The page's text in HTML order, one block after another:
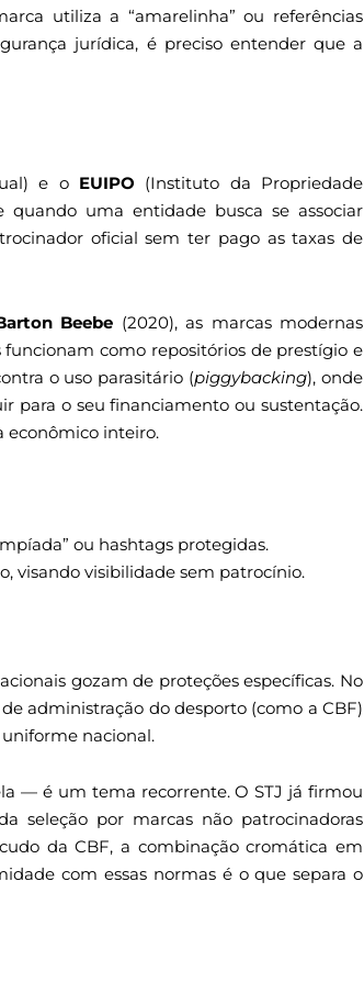
utiliza a “amarelinha” ou referências
jurídica, é preciso entender que a
e o EUIPO (Instituto da Propriedade
uma entidade busca se associar
oficial sem ter pago as taxas de
Beebe (2020), as marcas modernas
como repositórios de prestígio e
o uso parasitário (piggybacking), onde
para o seu financiamento ou sustentação.
econômico inteiro.
ou hashtags protegidas.
visando visibilidade sem patrocínio.
gozam de proteções específicas. No
administração do desporto (como a CBF)
nacional.
— é um tema recorrente. O STJ já firmou
seleção por marcas não patrocinadoras
da CBF, a combinação cromática em
com essas normas é o que separa o